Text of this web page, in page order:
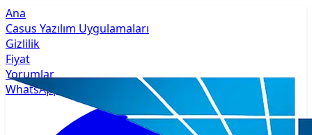
Ana
Casus Yazılım Uygulamaları
Gizlilik
Fiyat
Yorumlar
WhatsApp